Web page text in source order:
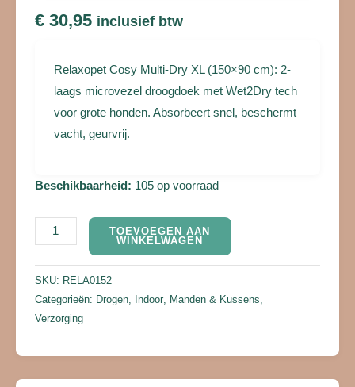
€ 30,95 inclusief btw
Relaxopet Cosy Multi-Dry XL (150×90 cm): 2-
laags microvezel droogdoek met Wet2Dry tech
voor grote honden. Absorbeert snel, beschermt
vacht, geurvrij.
Beschikbaarheid: 105 op voorraad
TOEVOEGEN AAN
WINKELWAGEN
SKU: RELA0152
Categorieën: Drogen, Indoor, Manden & Kussens,
Verzorging